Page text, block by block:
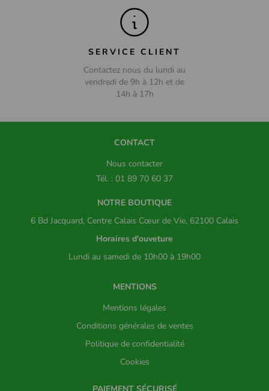
SERVICE CLIENT
Contactez nous du lundi au
vendredi de 9h à 12h et de
14h à 17h
CONTACT
Nous contacter
Tél. : 01 89 70 60 37
NOTRE BOUTIQUE
6 Bd Jacquard, Centre Calais Cœur de Vie, 62100 Calais
Horaires d'ouveture
Lundi au samedi de 10h00 à 19h00
MENTIONS
Mentions légales
Conditions générales de ventes
Politique de confidentialité
Cookies